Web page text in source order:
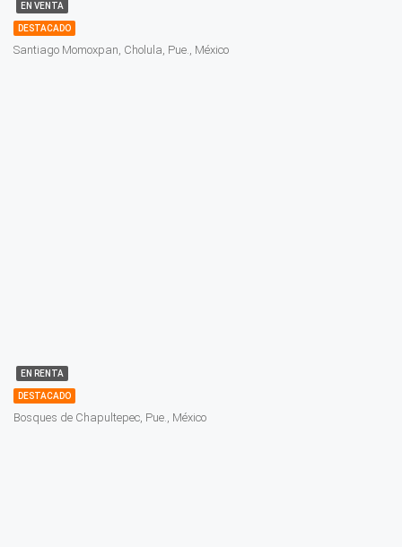
EN VENTA
DESTACADO
Santiago Momoxpan, Cholula, Pue., México
EN RENTA
DESTACADO
Bosques de Chapultepec, Pue., México